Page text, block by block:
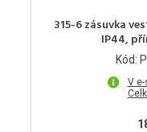
315-6 zásuvka
IP44,
Kód:
V